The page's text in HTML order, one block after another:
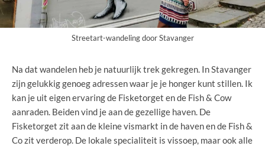
Streetart-wandeling door Stavanger
Na dat wandelen heb je natuurlijk trek gekregen. In Stavanger
zijn gelukkig genoeg adressen waar je je honger kunt stillen. Ik
kan je uit eigen ervaring de Fisketorget en de Fish & Cow
aanraden. Beiden vind je aan de gezellige haven. De
Fisketorget zit aan de kleine vismarkt in de haven en de Fish &
Co zit verderop. De lokale specialiteit is vissoep, maar ook alle